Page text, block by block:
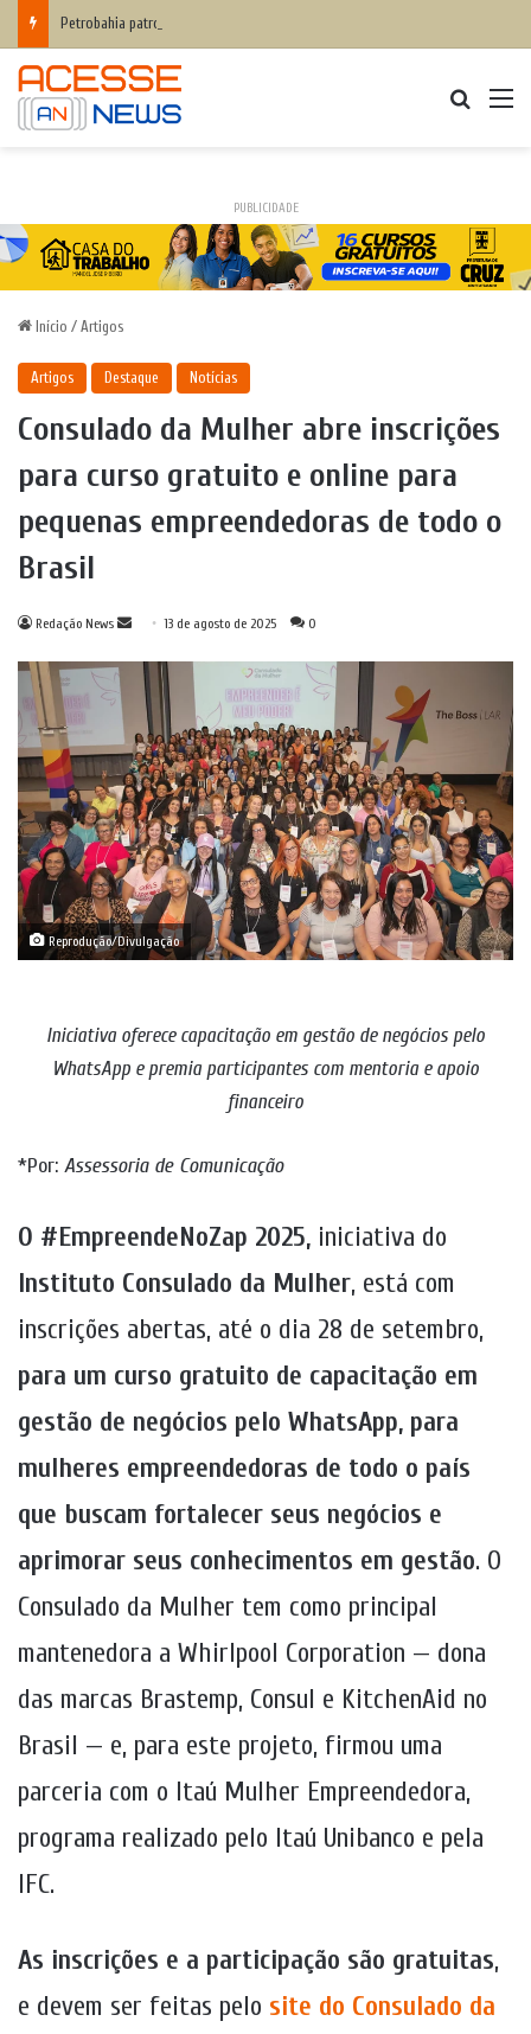
PUBLICIDADE
Início / Artigos
Artigos Destaque Notícias
Consulado da Mulher abre inscrições
para curso gratuito e online para
pequenas empreendedoras de todo o
Brasil
Redação News
Mande
mail
13 de agosto de 2025 0
Reprodução/Divulgação
Iniciativa oferece capacitação em gestão de negócios pelo
WhatsApp e premia participantes com mentoria e apoio
financeiro
*Por: Assessoria de Comunicação
O #EmpreendeNoZap 2025, iniciativa do
Instituto Consulado da Mulher, está com
inscrições abertas, até o dia 28 de setembro,
para um curso gratuito de capacitação em
gestão de negócios pelo WhatsApp, para
mulheres empreendedoras de todo o país
que buscam fortalecer seus negócios e
aprimorar seus conhecimentos em gestão. O
Consulado da Mulher tem como principal
mantenedora a Whirlpool Corporation — dona
das marcas Brastemp, Consul e KitchenAid no
Brasil — e, para este projeto, firmou uma
parceria com o Itaú Mulher Empreendedora,
programa realizado pelo Itaú Unibanco e pela
IFC.
As inscrições e a participação são gratuitas,
e devem ser feitas pelo site do Consulado da